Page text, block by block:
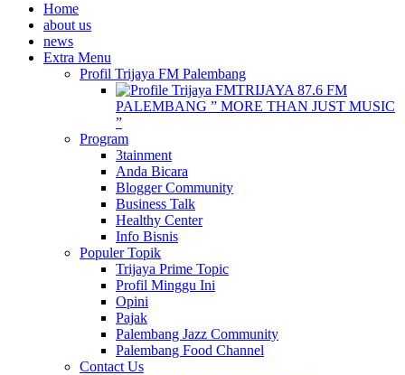
Home
about us
news
Extra Menu
Profil Trijaya FM Palembang
TRIJAYA 87.6 FM
PALEMBANG ” MORE THAN JUST MUSIC
”
Program
3tainment
Anda Bicara
Blogger Community
Business Talk
Healthy Center
Info Bisnis
Populer Topik
Trijaya Prime Topic
Profil Minggu Ini
Opini
Pajak
Palembang Jazz Community
Palembang Food Channel
Contact Us